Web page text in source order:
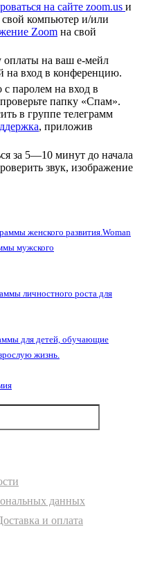
на сайте zoom.us и
свой компьютер и/или
Zoom на свой
оплаты на ваш е-мейл
на вход в конференцию.
паролем на вход в
папку «Спам».
в группе телеграмм
, приложив
за 5—10 минут до начала
звук, изображение
Woman
данных
и оплата